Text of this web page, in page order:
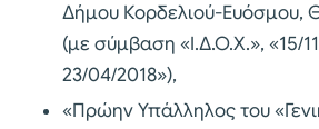
Δήμου Κορδελιού-Ευόσμου,
(με σύμβαση «Ι.Δ.Ο.Χ.», «15/
23/04/2018»),
«Πρώην Υπάλληλος του